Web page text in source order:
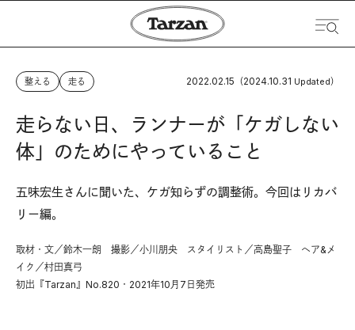
整える 走る 2022.02.15 （2024.10.31 Updated）
走らない日、ランナーが「ケガしない
体」のためにやっていること
五味宏生さんに聞いた、ケガ知らずの調整術。今回はリカバ
リー編。
取材・文／鈴木一朗 撮影／小川朋央 スタイリスト／高島聖子 ヘア&メ
イク／村田真弓
初出『Tarzan』No.820・2021年10月7日発売